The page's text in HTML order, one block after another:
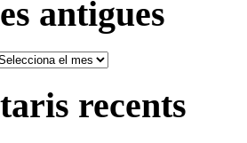
antigues
recents